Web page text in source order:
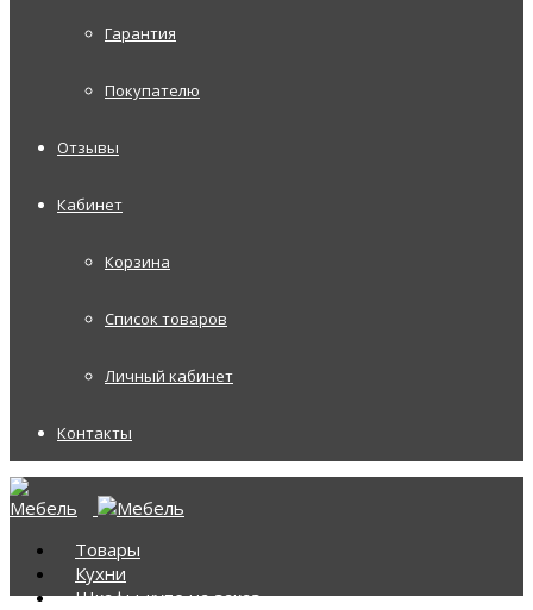
Гарантия
Покупателю
Отзывы
Кабинет
Корзина
Список товаров
Личный кабинет
Контакты
Товары
Кухни
Шкафы-купе на заказ